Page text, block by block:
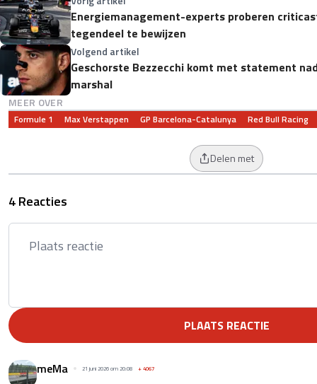
Energiemanagement-experts proberen
tegendeel te bewijzen
Volgend artikel
Geschorste Bezzecchi komt met statement
marshal
MEER OVER
Formule 1 Max Verstappen GP Barcelona-Catalunya Red Bull Racing
Delen met
4 Reacties
PLAATS REACTIE
meMa 21 juni 2026 om 20:08 +4067